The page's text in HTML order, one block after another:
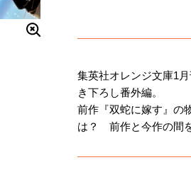
集英社オレンジ文庫1
き下ろし番外編。
前作『双蛇に嫁す』の
は？ 前作と今作の間